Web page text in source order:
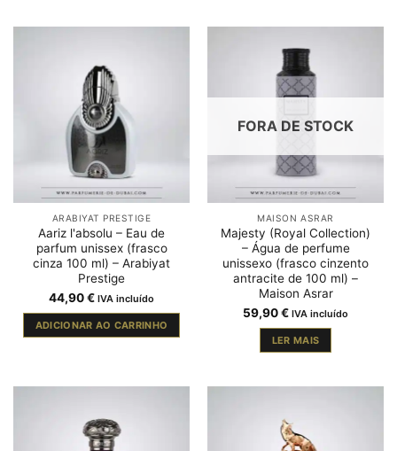
ARABIYAT PRESTIGE
Aariz l'absolu – Eau de
parfum unissex (frasco
cinza 100 ml) – Arabiyat
Prestige
44,90€ IVA incluído
ADICIONAR AO CARRINHO
FORA DE STOCK
MAISON ASRAR
Majesty (Royal Collection)
– Água de perfume
unissexo (frasco cinzento
antracite de 100 ml) –
Maison Asrar
59,90€ IVA incluído
LER MAIS